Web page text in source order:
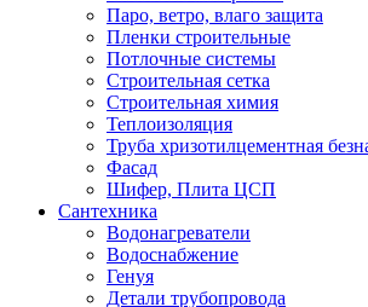
Паро, ветро, влаго защита
Пленки строительные
Потлочные системы
Строительная сетка
Строительная химия
Теплоизоляция
Труба хризотилцементная
Фасад
Шифер, Плита ЦСП
Сантехника
Водонагреватели
Водоснабжение
Генуя
Детали трубопровода